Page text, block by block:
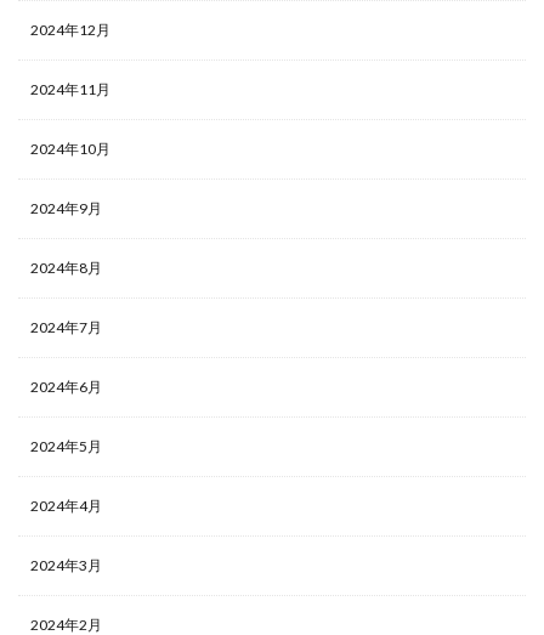
2024年12月
2024年11月
2024年10月
2024年9月
2024年8月
2024年7月
2024年6月
2024年5月
2024年4月
2024年3月
2024年2月